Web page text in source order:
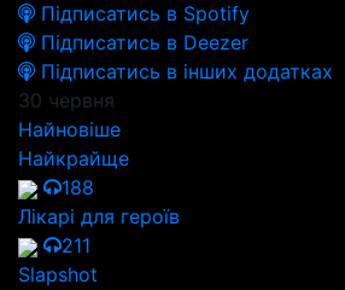
Підписатись в Spotify
Підписатись в Deezer
Підписатись в інших додатках
30 червня
Найновіше
Найкрайще
188
Лікарі для героїв
211
Slapshot